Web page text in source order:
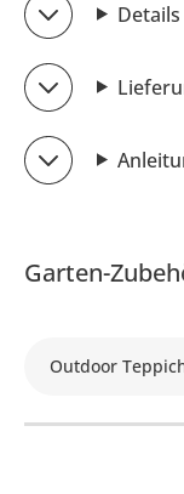
Details
Garten-
Outdoor